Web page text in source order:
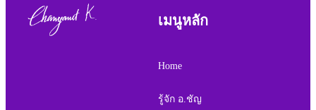
เมนูหลัก
Home
รู้จัก อ.ชัญ